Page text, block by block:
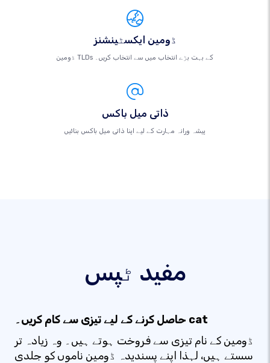
ڈومین ایکسٹینشنز
ڈومین TLDs کے بہت بڑے انتخاب میں سے انتخاب کریں۔
ذاتی میل باکس
پیشہ ورانہ مہارت کے لیے اپنا ذاتی میل باکس بنائیں
مفید ٹپس
حاصل کرنے کے لیے تیزی سے کام کریں۔ cat
ڈومین کے نام تیزی سے فروخت ہوتے ہیں۔ وہ زیادہ تر
سستے ہیں، لہذا اپنے پسندیدہ ڈومین ناموں کو جلدی